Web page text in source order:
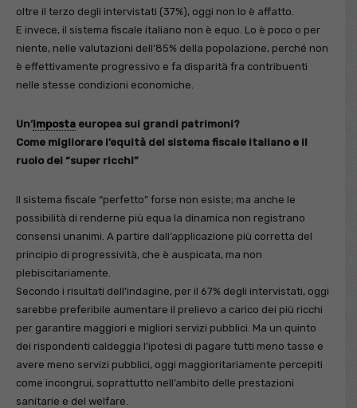
oltre il terzo degli intervistati (37%), oggi non lo è affatto.
E invece, il sistema fiscale italiano non è equo. Lo è poco o per
niente, nelle valutazioni dell’85% della popolazione, perché non
è effettivamente progressivo e fa disparità fra contribuenti
nelle stesse condizioni economiche.
Un’imposta europea sui grandi patrimoni?
Come migliorare l’equità del sistema fiscale italiano e il
ruolo dei “super ricchi”
Il sistema fiscale “perfetto” forse non esiste; ma anche le
possibilità di renderne più equa la dinamica non registrano
consensi unanimi. A partire dall’applicazione più corretta del
principio di progressività, che è auspicata, ma non
plebiscitariamente.
Secondo i risultati dell’indagine, per il 67% degli intervistati, oggi
sarebbe preferibile aumentare il prelievo a carico dei più ricchi
per garantire maggiori e migliori servizi pubblici. Ma un quinto
dei rispondenti caldeggia l’ipotesi di pagare tutti meno tasse e
avere meno servizi pubblici, oggi maggioritariamente percepiti
come incongrui, soprattutto nell’ambito delle prestazioni
sanitarie e del welfare.